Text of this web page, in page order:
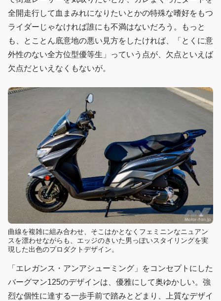
全開走行して血まみれになりたいとかの特殊な嗜好をもつ
ライダーじゃなければ誰にも不満はないだろう。もっと
も、とことん底意地の悪い見方をしたければ、「とくに意
外性のない全方位型優等生」っていう点が、欠点といえば
欠点だといえなくもないが。
曲線を複雑に組み合わせ、そこはかとなくフェミニンなニュアン
スを漂わせながらも、エッジのきいた男っぽいスタイリングを実
現した出色のプロダクトデザイン。
「エレガンス・アンアシューミング」をコンセプトにした
バーグマン125のデザインは、優雅にして奥ゆかしい。強
烈な個性に達する一歩手前で踏みとどまり、上質なデザイ